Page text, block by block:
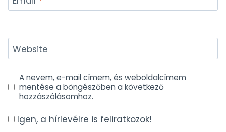
Website
A nevem, e-mail címem, és weboldalcímem
mentése a böngészőben a következő
hozzászólásomhoz.
Igen, a hírlevélre is feliratkozok!